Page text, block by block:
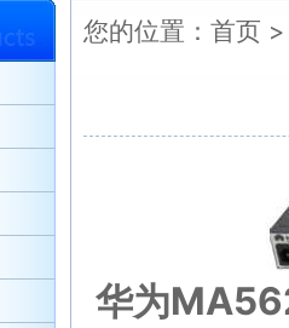
您的位置： 首页
华为